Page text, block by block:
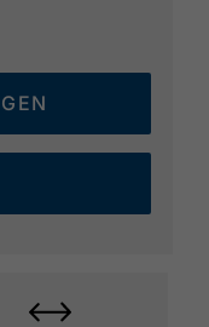
vor der Gern Alm